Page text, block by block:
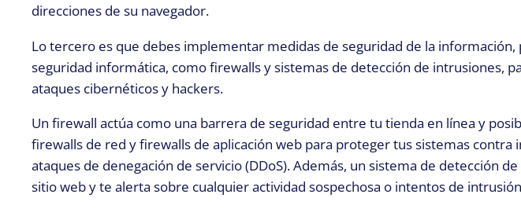
direcciones de su navegador.
Lo tercero es que debes implementar medidas de seguridad de la
seguridad informática, como firewalls y sistemas de detección de intrusiones,
ataques cibernéticos y hackers.
Un firewall actúa como una barrera de seguridad entre tu tienda en línea y
firewalls de red y firewalls de aplicación web para proteger tus sistemas contra
ataques de denegación de servicio (DDoS). Además, un sistema de detección
sitio web y te alerta sobre cualquier actividad sospechosa o intentos de